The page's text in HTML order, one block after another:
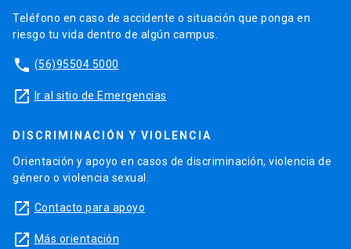
Teléfono en caso de accidente o situación que ponga en
riesgo tu vida dentro de algún campus.
phone (56)95504 5000
launch Ir al sitio de Emergencias
DISCRIMINACIÓN Y VIOLENCIA
Orientación y apoyo en casos de discriminación, violencia de
género o violencia sexual.
launch Contacto para apoyo
launch Más orientación